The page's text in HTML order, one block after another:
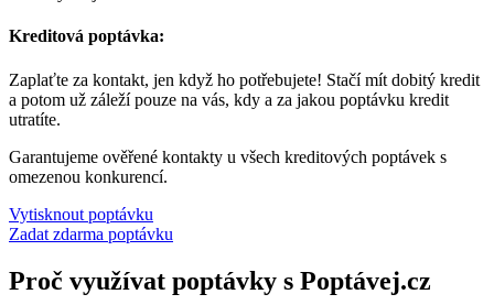
Kreditová poptávka:
Zaplaťte za kontakt, jen když ho potřebujete! Stačí mít dobitý kredit
a potom už záleží pouze na vás, kdy a za jakou poptávku kredit
utratíte.
Garantujeme ověřené kontakty u všech kreditových poptávek s
omezenou konkurencí.
Vytisknout poptávku
Zadat zdarma poptávku
Proč využívat poptávky s Poptávej.cz